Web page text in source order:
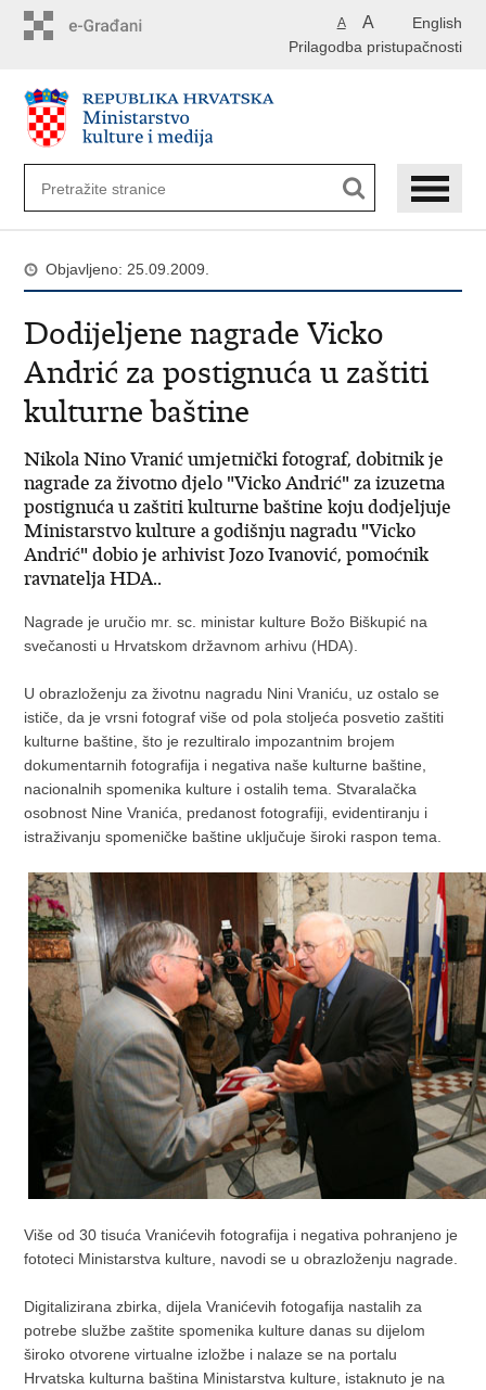
English
A A
Prilagodba pristupačnosti
Objavljeno: 25.09.2009.
Dodijeljene nagrade Vicko
Andrić za postignuća u zaštiti
kulturne baštine
Nikola Nino Vranić umjetnički fotograf, dobitnik je
nagrade za životno djelo "Vicko Andrić" za izuzetna
postignuća u zaštiti kulturne baštine koju dodjeljuje
Ministarstvo kulture a godišnju nagradu "Vicko
Andrić" dobio je arhivist Jozo Ivanović, pomoćnik
ravnatelja HDA..
Nagrade je uručio mr. sc. ministar kulture Božo Biškupić na
svečanosti u Hrvatskom državnom arhivu (HDA).
U obrazloženju za životnu nagradu Nini Vraniću, uz ostalo se
ističe, da je vrsni fotograf više od pola stoljeća posvetio zaštiti
kulturne baštine, što je rezultiralo impozantnim brojem
dokumentarnih fotografija i negativa naše kulturne baštine,
nacionalnih spomenika kulture i ostalih tema. Stvaralačka
osobnost Nine Vranića, predanost fotografiji, evidentiranju i
istraživanju spomeničke baštine uključuje široki raspon tema.
Više od 30 tisuća Vranićevih fotografija i negativa pohranjeno je
fototeci Ministarstva kulture, navodi se u obrazloženju nagrade.
Digitalizirana zbirka, dijela Vranićevih fotogafija nastalih za
potrebe službe zaštite spomenika kulture danas su dijelom
široko otvorene virtualne izložbe i nalaze se na portalu
Hrvatska kulturna baština Ministarstva kulture, istaknuto je na